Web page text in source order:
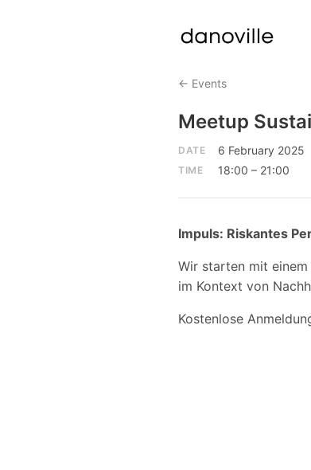
← Events
Meetup
DATE 6 February 2025
TIME 18:00 – 21:00
Impuls: Riskantes
Wir starten mit
im Kontext von
Kostenlose